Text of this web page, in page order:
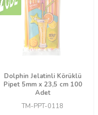
Dolphin Jelatinli Körüklü
Pipet 5mm x 23,5 cm 100
Adet
TM-PPT-0118